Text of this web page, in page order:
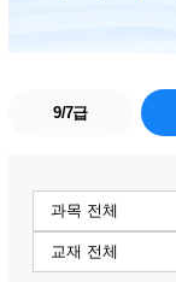
9/7급
리뷰
노트
검색